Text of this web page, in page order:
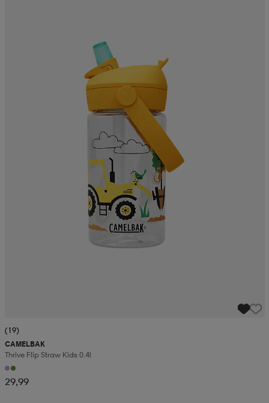
(19)
CAMELBAK
Thrive Flip Straw Kids 0.4l
29,99